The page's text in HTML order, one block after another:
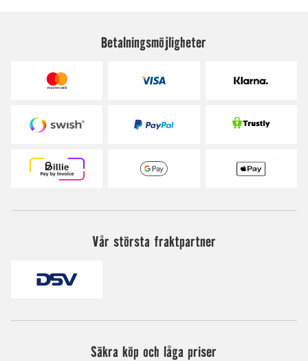
Betalningsmöjligheter
Vår största fraktpartner
Säkra köp och låga priser